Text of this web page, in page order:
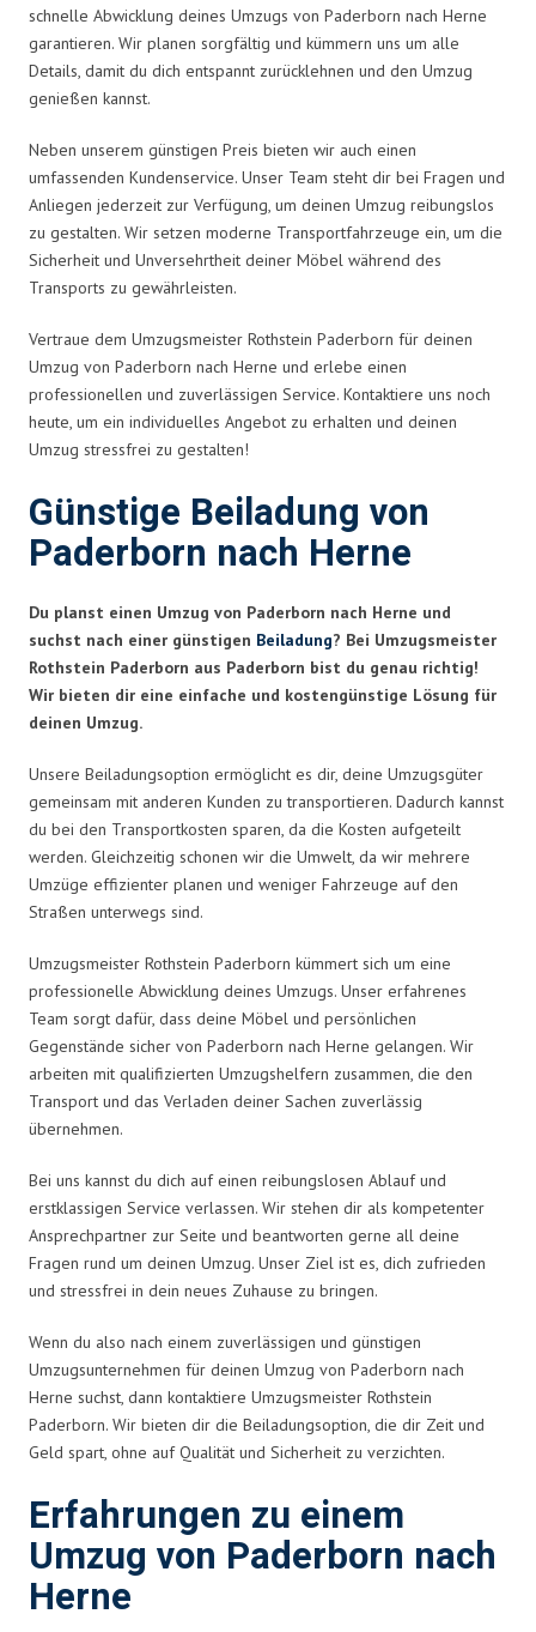
schnelle Abwicklung deines Umzugs von Paderborn nach Herne
garantieren. Wir planen sorgfältig und kümmern uns um alle
Details, damit du dich entspannt zurücklehnen und den Umzug
genießen kannst.
Neben unserem günstigen Preis bieten wir auch einen
umfassenden Kundenservice. Unser Team steht dir bei Fragen und
Anliegen jederzeit zur Verfügung, um deinen Umzug reibungslos
zu gestalten. Wir setzen moderne Transportfahrzeuge ein, um die
Sicherheit und Unversehrtheit deiner Möbel während des
Transports zu gewährleisten.
Vertraue dem Umzugsmeister Rothstein Paderborn für deinen
Umzug von Paderborn nach Herne und erlebe einen
professionellen und zuverlässigen Service. Kontaktiere uns noch
heute, um ein individuelles Angebot zu erhalten und deinen
Umzug stressfrei zu gestalten!
Günstige Beiladung von
Paderborn nach Herne
Du planst einen Umzug von Paderborn nach Herne und
suchst nach einer günstigen Beiladung? Bei Umzugsmeister
Rothstein Paderborn aus Paderborn bist du genau richtig!
Wir bieten dir eine einfache und kostengünstige Lösung für
deinen Umzug.
Unsere Beiladungsoption ermöglicht es dir, deine Umzugsgüter
gemeinsam mit anderen Kunden zu transportieren. Dadurch kannst
du bei den Transportkosten sparen, da die Kosten aufgeteilt
werden. Gleichzeitig schonen wir die Umwelt, da wir mehrere
Umzüge effizienter planen und weniger Fahrzeuge auf den
Straßen unterwegs sind.
Umzugsmeister Rothstein Paderborn kümmert sich um eine
professionelle Abwicklung deines Umzugs. Unser erfahrenes
Team sorgt dafür, dass deine Möbel und persönlichen
Gegenstände sicher von Paderborn nach Herne gelangen. Wir
arbeiten mit qualifizierten Umzugshelfern zusammen, die den
Transport und das Verladen deiner Sachen zuverlässig
übernehmen.
Bei uns kannst du dich auf einen reibungslosen Ablauf und
erstklassigen Service verlassen. Wir stehen dir als kompetenter
Ansprechpartner zur Seite und beantworten gerne all deine
Fragen rund um deinen Umzug. Unser Ziel ist es, dich zufrieden
und stressfrei in dein neues Zuhause zu bringen.
Wenn du also nach einem zuverlässigen und günstigen
Umzugsunternehmen für deinen Umzug von Paderborn nach
Herne suchst, dann kontaktiere Umzugsmeister Rothstein
Paderborn. Wir bieten dir die Beiladungsoption, die dir Zeit und
Geld spart, ohne auf Qualität und Sicherheit zu verzichten.
Erfahrungen zu einem
Umzug von Paderborn nach
Herne